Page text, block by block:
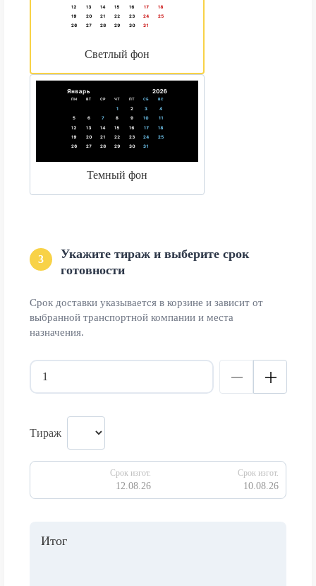
Светлый фон
Темный фон
3
Укажите тираж и выберите срок
готовности
Срок доставки указывается в корзине и зависит от
выбранной транспортной компании и места
назначения.
Тираж
Срок изгот.
12.08.26
Срок изгот.
10.08.26
Итог